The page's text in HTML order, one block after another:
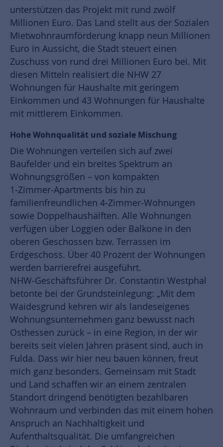
unterstützen das Projekt mit rund zwölf
Millionen Euro. Das Land stellt aus der Sozialen
Mietwohnraumförderung knapp neun Millionen
Euro in Aussicht, die Stadt steuert einen
Zuschuss von rund drei Millionen Euro bei. Mit
diesen Mitteln realisiert die NHW 27
Wohnungen für Haushalte mit geringem
Einkommen und 43 Wohnungen für Haushalte
mit mittlerem Einkommen.
Hohe Wohnqualität und soziale Mischung
Die Wohnungen verteilen sich auf zwei
Baufelder und ein breites Spektrum an
Wohnungsgrößen – von kompakten
1‑Zimmer‑Apartments bis hin zu
familienfreundlichen 4‑Zimmer‑Wohnungen
sowie Doppelhaushälften. Alle Wohnungen
verfügen über Loggien oder Balkone in den
oberen Geschossen bzw. Terrassen im
Erdgeschoss. Über 40 Prozent der Wohnungen
werden barrierefrei ausgeführt.
NHW‑Geschäftsführer Dr. Constantin Westphal
betonte bei der Grundsteinlegung: „Mit dem
Waidesgrund kehren wir als landeseigenes
Wohnungsunternehmen ganz bewusst nach
Osthessen zurück – in eine Region, in der wir
bereits seit vielen Jahren präsent sind, auch in
Fulda. Dass wir hier neu bauen können, freut
mich ganz besonders. Gemeinsam mit Stadt
und Land schaffen wir an einem zentralen
Standort dringend benötigten bezahlbaren
Wohnraum und verbinden das mit einem hohen
Anspruch an Nachhaltigkeit und
Aufenthaltsqualität. Die umfangreichen